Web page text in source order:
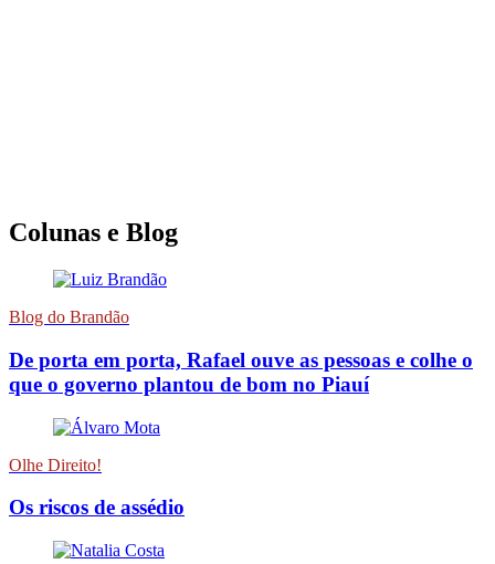
Colunas e Blog
Blog do Brandão
De porta em porta, Rafael ouve as pessoas e colhe o
que o governo plantou de bom no Piauí
Olhe Direito!
Os riscos de assédio